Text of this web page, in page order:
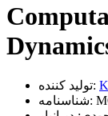
تولید کننده:
شناسنامه: